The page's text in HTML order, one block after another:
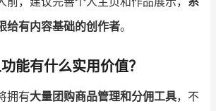
给有内容基础的创作者。
能有什么实用价值？
拥有大量团购商品管理和分佣工具，不